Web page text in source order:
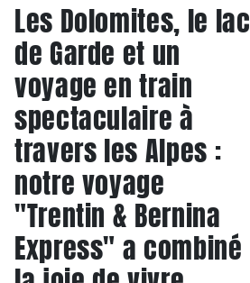
Les Dolomites, le lac
de Garde et un
voyage en train
spectaculaire à
travers les Alpes :
notre voyage
"Trentin & Bernina
Express" a combiné